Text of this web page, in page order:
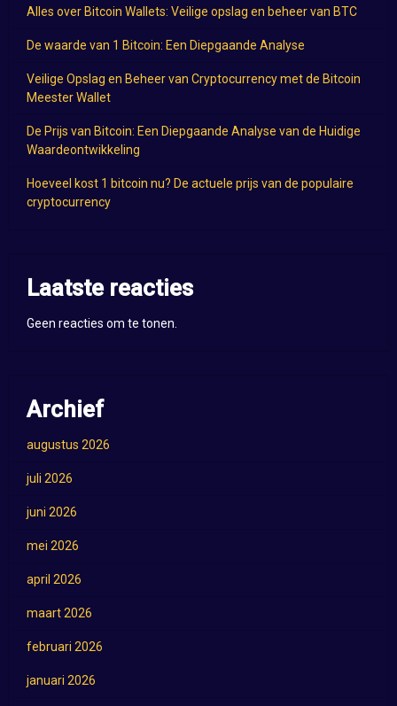
Alles over Bitcoin Wallets: Veilige opslag en beheer van BTC
De waarde van 1 Bitcoin: Een Diepgaande Analyse
Veilige Opslag en Beheer van Cryptocurrency met de Bitcoin
Meester Wallet
De Prijs van Bitcoin: Een Diepgaande Analyse van de Huidige
Waardeontwikkeling
Hoeveel kost 1 bitcoin nu? De actuele prijs van de populaire
cryptocurrency
Laatste reacties
Geen reacties om te tonen.
Archief
augustus 2026
juli 2026
juni 2026
mei 2026
april 2026
maart 2026
februari 2026
januari 2026